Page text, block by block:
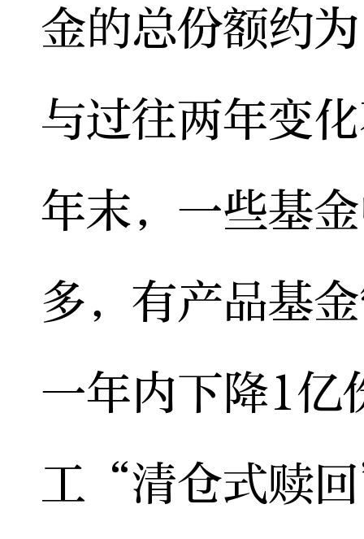
金的总份额约
与过往两年变
年末，一些基
多，有产品基
一年内下降1亿
工“清仓式赎